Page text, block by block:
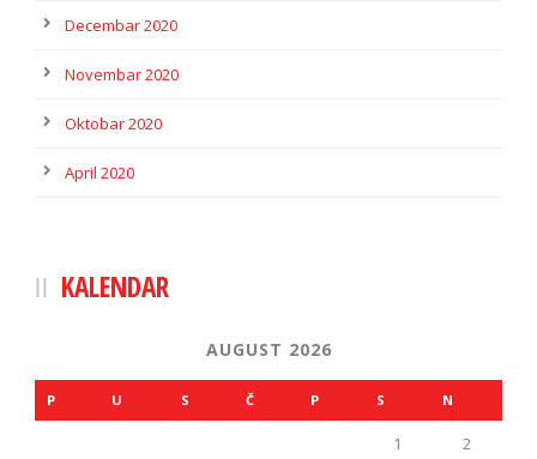
Decembar 2020
Novembar 2020
Oktobar 2020
April 2020
KALENDAR
AUGUST 2026
P U S Č P S N
1 2